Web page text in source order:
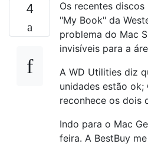
4
Os recentes
"My Book" da
problema do Mac
invisíveis para a
A WD Utilities diz
unidades estão
reconhece os dois
Indo para o Mac
feira. A BestBuy